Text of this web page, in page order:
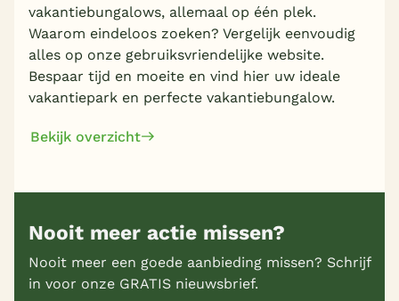
vakantiebungalows, allemaal op één plek.
Waarom eindeloos zoeken? Vergelijk eenvoudig
alles op onze gebruiksvriendelijke website.
Bespaar tijd en moeite en vind hier uw ideale
vakantiepark en perfecte vakantiebungalow.
Bekijk overzicht
Nooit meer actie missen?
Nooit meer een goede aanbieding missen? Schrijf
in voor onze GRATIS nieuwsbrief.